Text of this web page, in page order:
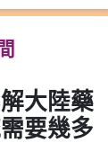
大陸藥
要幾多